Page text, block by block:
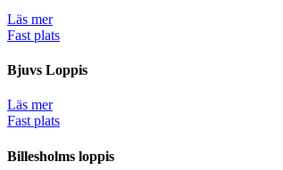
Läs mer
Fast plats
Bjuvs Loppis
Läs mer
Fast plats
Billesholms loppis